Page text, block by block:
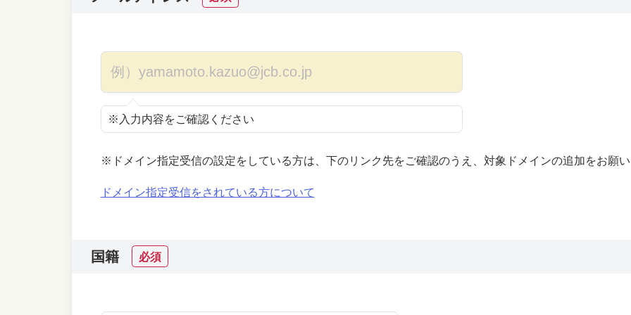
※入力内容をご確認ください
※ドメイン指定受信の設定をしている方は、下のリンク先をご確認のうえ、対象ドメインの追加をお願
ドメイン指定受信をされている方について
国籍 必須